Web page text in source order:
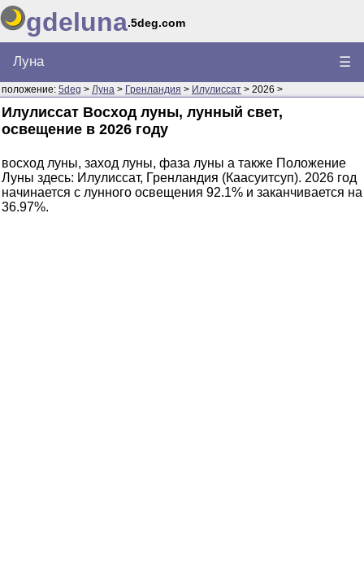
gdeluna.5deg.com
Луна ☰
положение: 5deg > Луна > Гренландия > Илулиссат > 2026 >
Илулиссат Восход луны, лунный свет,
освещение в 2026 году
восход луны, заход луны, фаза луны а также Положение
Луны здесь: Илулиссат, Гренландия (Каасуитсуп). 2026 год
начинается с лунного освещения 92.1% и заканчивается на
36.97%.